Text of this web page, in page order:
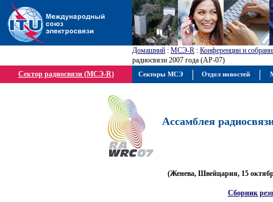
Домашний : МСЭ-R : Конференции и
радиосвязи 2007 года (АР-07)
Сектор радиосвязи (МСЭ-R)
Ассамблея
(Женева, Швейцария, 15
Сборник
Секторы МСЭ Отдел новостей